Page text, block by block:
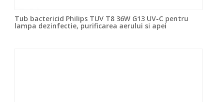
Tub bactericid Philips TUV T8 36W G13 UV-C pentru
lampa dezinfectie, purificarea aerului si apei